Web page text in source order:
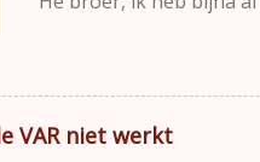
mijn broer(tje). Mijn
herinneren wie hij was
VAR niet werkt